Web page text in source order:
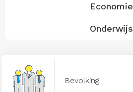
Economie
Onderwijs
Bevolking